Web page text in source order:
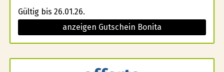
Gültig bis 26.01.26.
anzeigen Gutschein Bonita